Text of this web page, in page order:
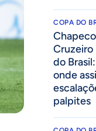
COPA DO
Cruzeiro
do
onde
palpites